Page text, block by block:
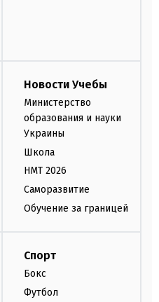
Новости Учебы
Министерство
образования и науки
Украины
Школа
НМТ 2026
Саморазвитие
Обучение за границей
Спорт
Бокс
Футбол